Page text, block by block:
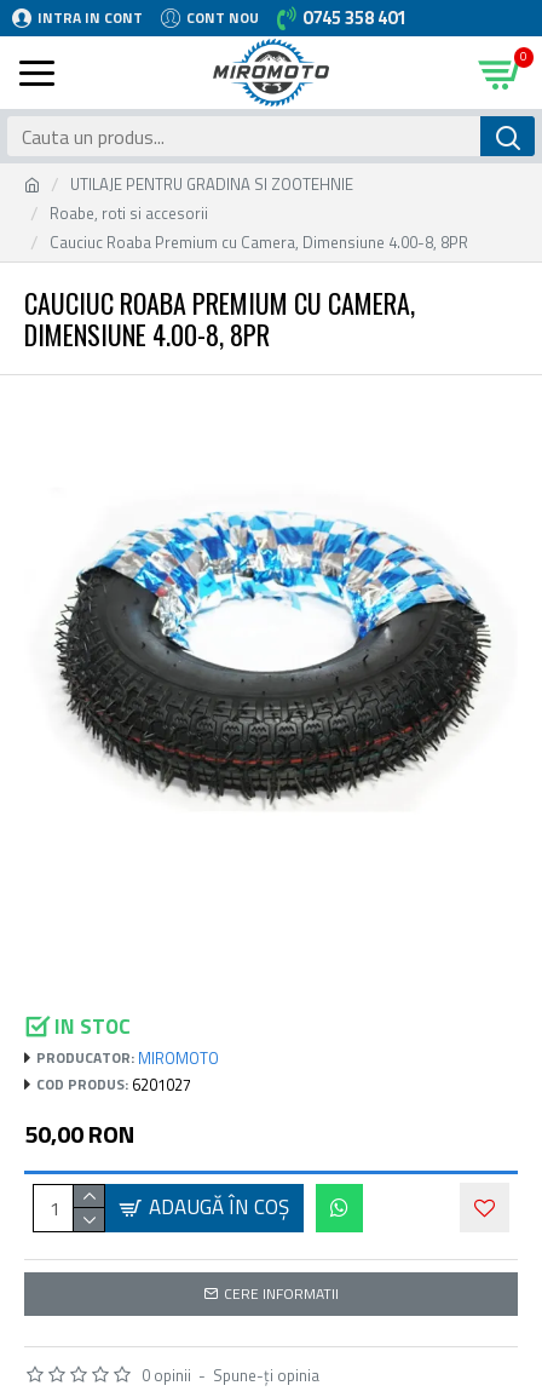
INTRA IN CONT CONT NOU 0745 358 401
0
UTILAJE PENTRU GRADINA SI ZOOTEHNIE
Roabe, roti si accesorii
Cauciuc Roaba Premium cu Camera, Dimensiune 4.00-8, 8PR
CAUCIUC ROABA PREMIUM CU CAMERA,
DIMENSIUNE 4.00-8, 8PR
IN STOC
PRODUCATOR: MIROMOTO
COD PRODUS: 6201027
0 opinii - Spune-ţi opinia
50,00 RON
ADAUGĂ ÎN COŞ
CERE INFORMATII